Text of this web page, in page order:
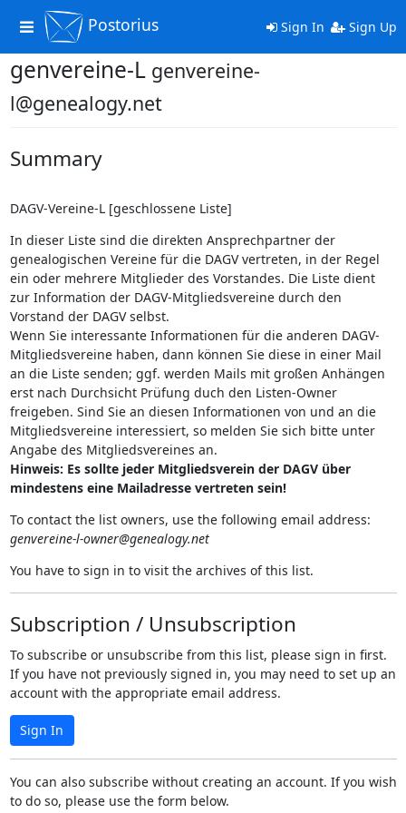
Toggle
navigation
Postorius Sign In Sign Up
genvereine-L genvereine-
l@genealogy.net
Summary
DAGV-Vereine-L [geschlossene Liste]
In dieser Liste sind die direkten Ansprechpartner der
genealogischen Vereine für die DAGV vertreten, in der Regel
ein oder mehrere Mitglieder des Vorstandes. Die Liste dient
zur Information der DAGV-Mitgliedsvereine durch den
Vorstand der DAGV selbst.
Wenn Sie interessante Informationen für die anderen DAGV-
Mitgliedsvereine haben, dann können Sie diese in einer Mail
an die Liste senden; ggf. werden Mails mit großen Anhängen
erst nach Durchsicht Prüfung duch den Listen-Owner
freigeben. Sind Sie an diesen Informationen von und an die
Mitgliedsvereine interessiert, so melden Sie sich bitte unter
Angabe des Mitgliedsvereines an.
Hinweis: Es sollte jeder Mitgliedsverein der DAGV über
mindestens eine Mailadresse vertreten sein!
To contact the list owners, use the following email address:
genvereine-l-owner@genealogy.net
You have to sign in to visit the archives of this list.
Subscription / Unsubscription
To subscribe or unsubscribe from this list, please sign in first.
If you have not previously signed in, you may need to set up an
account with the appropriate email address.
Sign In
You can also subscribe without creating an account. If you wish
to do so, please use the form below.